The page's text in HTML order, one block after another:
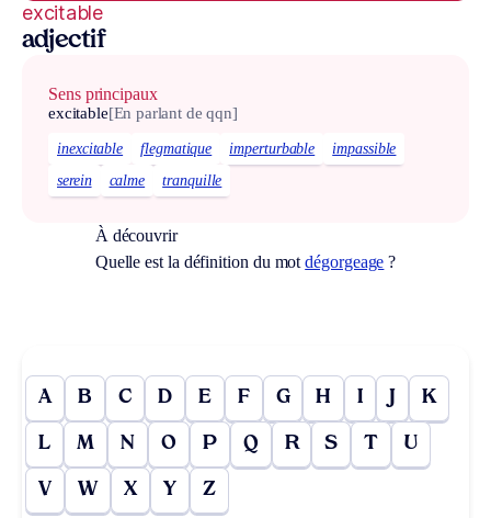
excitable
adjectif
Sens principaux
excitable[En parlant de qqn]
inexcitable flegmatique imperturbable
impassible
serein
calme tranquille
À découvrir
Quelle est la définition du motdégorgeage ?
A B C D E F G H I J K
L M N O P Q R S T U
V W X Y Z